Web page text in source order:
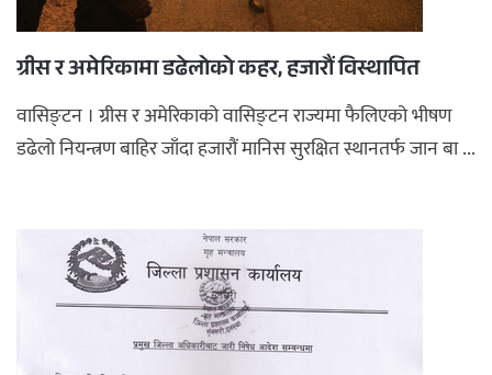
ग्रीस र अमेरिकामा डढेलोको कहर, हजारौं विस्थापित
वासिङ्टन । ग्रीस र अमेरिकाको वासिङ्टन राज्यमा फैलिएको भीषण
डढेलो नियन्त्रण बाहिर जाँदा हजारौं मानिस सुरक्षित स्थानतर्फ जान बा ...